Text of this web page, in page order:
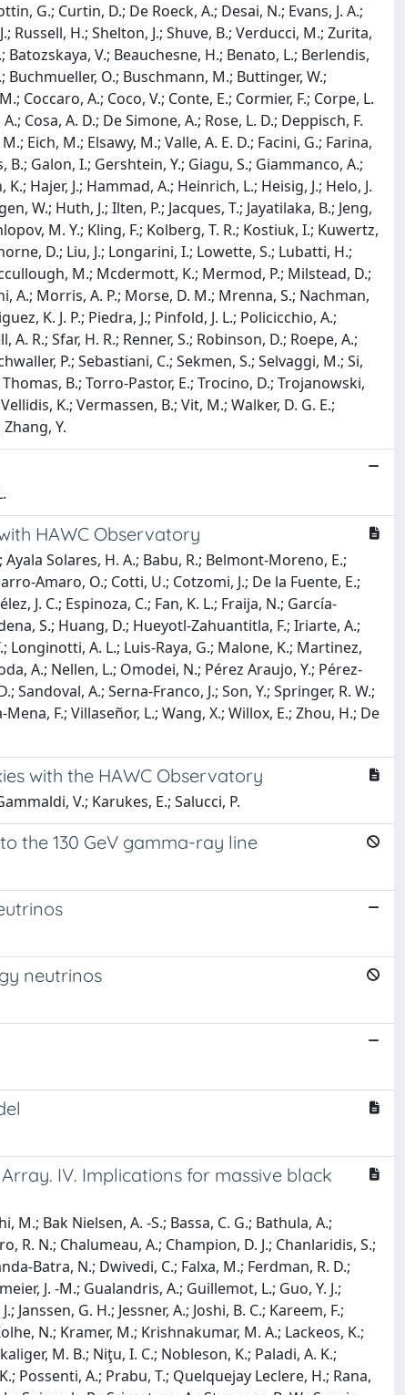
G.; Curtin, D.; De Roeck, A.; Desai, N.; Evans, J. A.;
Russell, H.; Shelton, J.; Shuve, B.; Verducci, M.; Zurita,
Batozskaya, V.; Beauchesne, H.; Benato, L.; Berlendis,
Buchmueller, O.; Buschmann, M.; Buttinger, W.;
Coccaro, A.; Coco, V.; Conte, E.; Cormier, F.; Corpe, L.
Cosa, A. D.; De Simone, A.; Rose, L. D.; Deppisch, F.
Eich, M.; Elsawy, M.; Valle, A. E. D.; Facini, G.; Farina,
B.; Galon, I.; Gershtein, Y.; Giagu, S.; Giammanco, A.;
Hajer, J.; Hammad, A.; Heinrich, L.; Heisig, J.; Helo, J.
W.; Huth, J.; Ilten, P.; Jacques, T.; Jayatilaka, B.; Jeng,
M. Y.; Kling, F.; Kolberg, T. R.; Kostiuk, I.; Kuwertz,
D.; Liu, J.; Longarini, I.; Lowette, S.; Lubatti, H.;
M.; Mcdermott, K.; Mermod, P.; Milstead, D.;
A.; Morris, A. P.; Morse, D. M.; Mrenna, S.; Nachman,
K. J. P.; Piedra, J.; Pinfold, J. L.; Policicchio, A.;
R.; Sfar, H. R.; Renner, S.; Robinson, D.; Roepe, A.;
P.; Sebastiani, C.; Sekmen, S.; Selvaggi, M.; Si,
Thomas, B.; Torro-Pastor, E.; Trocino, D.; Trojanowski,
K.; Vermassen, B.; Vit, M.; Walker, D. G. E.;
Zhang, Y.
HAWC Observatory
Solares, H. A.; Babu, R.; Belmont-Moreno, E.;
Amaro, O.; Cotti, U.; Cotzomi, J.; De la Fuente, E.;
J. C.; Espinoza, C.; Fan, K. L.; Fraija, N.; García-
S.; Huang, D.; Hueyotl-Zahuantitla, F.; Iriarte, A.;
Longinotti, A. L.; Luis-Raya, G.; Malone, K.; Martinez,
A.; Nellen, L.; Omodei, N.; Pérez Araujo, Y.; Pérez-
Sandoval, A.; Serna-Franco, J.; Son, Y.; Springer, R. W.;
F.; Villaseñor, L.; Wang, X.; Willox, E.; Zhou, H.; De
with the HAWC Observatory
V.; Karukes, E.; Salucci, P.
the 130 GeV gamma-ray line
neutrinos
IV. Implications for massive black
M.; Bak Nielsen, A. -S.; Bassa, C. G.; Bathula, A.;
R. N.; Chalumeau, A.; Champion, D. J.; Chanlaridis, S.;
Batra, N.; Dwivedi, C.; Falxa, M.; Ferdman, R. D.;
J. -M.; Gualandris, A.; Guillemot, L.; Guo, Y. J.;
Janssen, G. H.; Jessner, A.; Joshi, B. C.; Kareem, F.;
N.; Kramer, M.; Krishnakumar, M. A.; Lackeos, K.;
M. B.; Niţu, I. C.; Nobleson, K.; Paladi, A. K.;
Possenti, A.; Prabu, T.; Quelquejay Leclere, H.; Rana,